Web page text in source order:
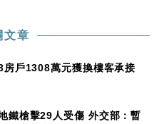
文章
房戶1308萬元獲換樓客承接
鐵槍擊29人受傷 外交部：暫